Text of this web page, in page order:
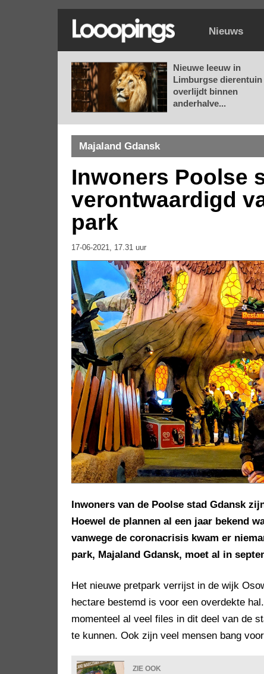
Nieuws
Nieuwe leeuw in
Limburgse dierentuin
overlijdt binnen
anderhalve...
Majaland Gdansk
Inwoners Poolse
verontwaardigd
park
17-06-2021, 17.31 uur
Inwoners van de Poolse stad Gdansk
Hoewel de plannen al een jaar bekend
vanwege de coronacrisis kwam er
park, Majaland Gdansk, moet al in
Het nieuwe pretpark verrijst in de wijk
hectare bestemd is voor een overdekte
momenteel al veel files in dit deel van de
te kunnen. Ook zijn veel mensen bang
ZIE OOK